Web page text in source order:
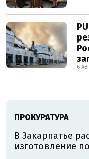
6
ПРОКУРАТУРА
В Закарпатье
изготовление